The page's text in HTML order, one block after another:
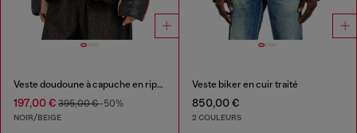
Veste doudoune à capuche en ripstop brillant
197,00 € 395,00 €-50%
NOIR/BEIGE
Veste biker en cuir traité
850,00 €
2 COULEURS